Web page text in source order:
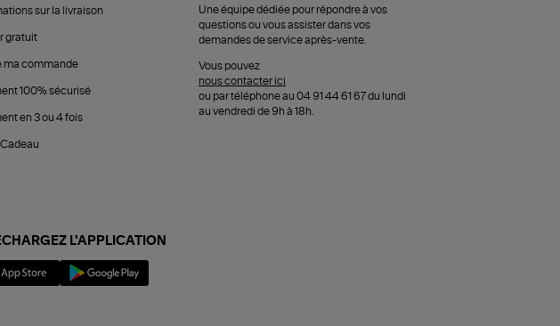
sur la livraison
gratuit
ma commande
100% sécurisé
en 3 ou 4 fois
Une équipe dédiée pour répondre à vos
questions ou vous assister dans vos
demandes de service après-vente.
Vous pouvez
nous contacter ici
ou par téléphone au 04 91 44 61 67 du lundi
au vendredi de 9h à 18h.
L'APPLICATION